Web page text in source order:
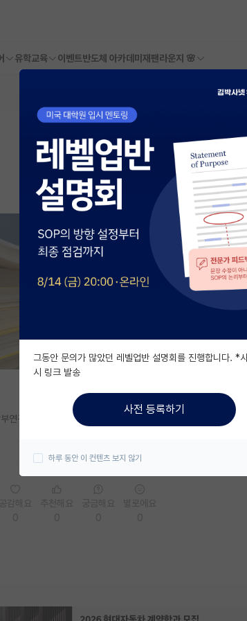
유학교육 이벤트반도체 아카데미 재팬라운지 🌸
연구생 경험....? 관련 수업들었던 경험...?
그동안 문의가 많았던 레벨업반 설명회를 진행합니다. *
시 링크 발송
사전 등록하기
하루 동안 이 컨텐츠 보지 않기